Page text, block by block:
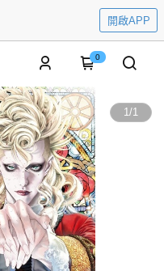
開啟APP
0
1/1